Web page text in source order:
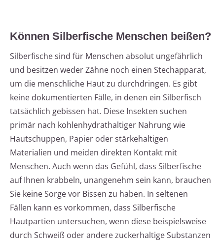
Können Silberfische Menschen beißen?
Silberfische sind für Menschen absolut ungefährlich
und besitzen weder Zähne noch einen Stechapparat,
um die menschliche Haut zu durchdringen. Es gibt
keine dokumentierten Fälle, in denen ein Silberfisch
tatsächlich gebissen hat. Diese Insekten suchen
primär nach kohlenhydrathaltiger Nahrung wie
Hautschuppen, Papier oder stärkehaltigen
Materialien und meiden direkten Kontakt mit
Menschen. Auch wenn das Gefühl, dass Silberfische
auf Ihnen krabbeln, unangenehm sein kann, brauchen
Sie keine Sorge vor Bissen zu haben. In seltenen
Fällen kann es vorkommen, dass Silberfische
Hautpartien untersuchen, wenn diese beispielsweise
durch Schweiß oder andere zuckerhaltige Substanzen